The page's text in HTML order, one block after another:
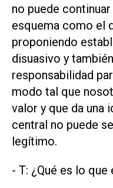
no puede
esquema como el
proponiendo
disuasivo y
responsabilidad
modo tal que
valor y que da una
central no puede
legítimo.
- T: ¿Qué es lo que